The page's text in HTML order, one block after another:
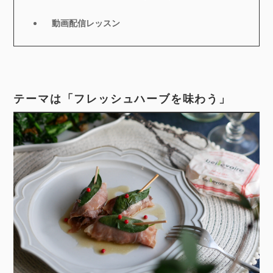
動画配信レッスン
テーマは「フレッシュハーブを味わう」